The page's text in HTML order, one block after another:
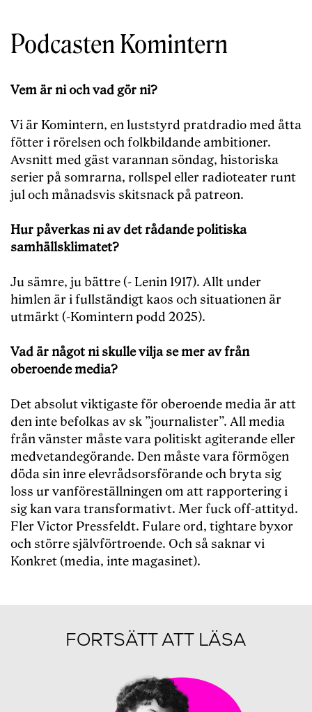
Podcasten Komintern
Vem är ni och vad gör ni?
Vi är Komintern, en luststyrd pratdradio med åtta
fötter i rörelsen och folkbildande ambitioner.
Avsnitt med gäst varannan söndag, historiska
serier på somrarna, rollspel eller radioteater runt
jul och månadsvis skitsnack på patreon.
Hur påverkas ni av det rådande politiska
samhällsklimatet?
Ju sämre, ju bättre (- Lenin 1917). Allt under
himlen är i fullständigt kaos och situationen är
utmärkt (-Komintern podd 2025).
Vad är något ni skulle vilja se mer av från
oberoende media?
Det absolut viktigaste för oberoende media är att
den inte befolkas av sk ”journalister”. All media
från vänster måste vara politiskt agiterande eller
medvetandegörande. Den måste vara förmögen
döda sin inre elevrådsorsförande och bryta sig
loss ur vanföreställningen om att rapportering i
sig kan vara transformativt. Mer fuck off-attityd.
Fler Victor Pressfeldt. Fulare ord, tightare byxor
och större självförtroende. Och så saknar vi
Konkret (media, inte magasinet).
FORTSÄTT ATT LÄSA